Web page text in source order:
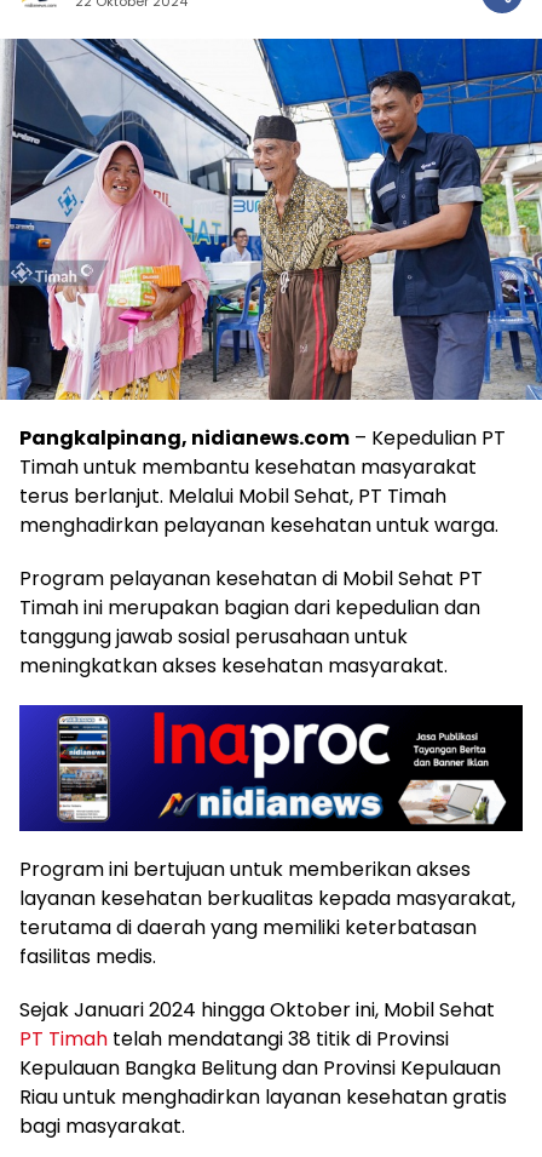
Pangkalpinang, nidianews.com – Kepedulian PT
Timah untuk membantu kesehatan masyarakat
terus berlanjut. Melalui Mobil Sehat, PT Timah
menghadirkan pelayanan kesehatan untuk warga.
Program pelayanan kesehatan di Mobil Sehat PT
Timah ini merupakan bagian dari kepedulian dan
tanggung jawab sosial perusahaan untuk
meningkatkan akses kesehatan masyarakat.
Program ini bertujuan untuk memberikan akses
layanan kesehatan berkualitas kepada masyarakat,
terutama di daerah yang memiliki keterbatasan
fasilitas medis.
Sejak Januari 2024 hingga Oktober ini, Mobil Sehat
PT Timah telah mendatangi 38 titik di Provinsi
Kepulauan Bangka Belitung dan Provinsi Kepulauan
Riau untuk menghadirkan layanan kesehatan gratis
bagi masyarakat.